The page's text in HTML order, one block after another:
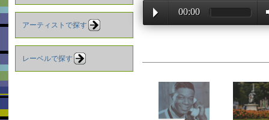
アーティストで探す
レーベルで探す
00:00